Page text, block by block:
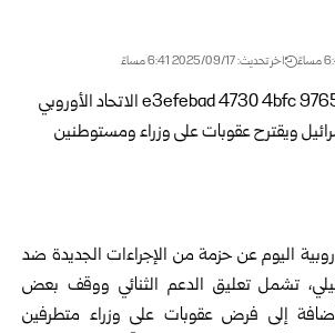
اخر تحديث: 2025/09/17 6:41 مساءً
اليوم عن حزمة من الإجراءات الجديدة ضد
تشمل تعليق الدعم الثنائي ووقف بعض
إضافة إلى فرض عقوبات على وزراء متطرفين